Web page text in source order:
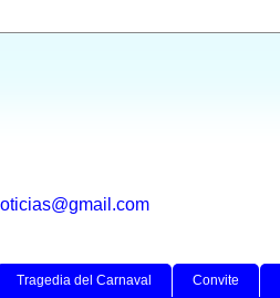
Tragedia del Carnaval Convite